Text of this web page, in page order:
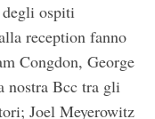
ospiti
reception fanno
Congdon, George
nostra Bcc tra gli
Joel Meyerowitz